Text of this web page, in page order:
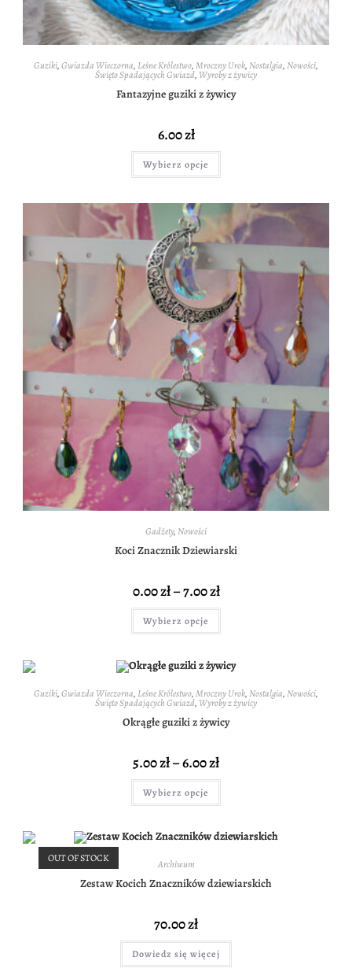
Guziki,Gwiazda Wieczorna, Leśne Królestwo,Mroczny Urok,Nostalgia,Nowości,
Święto Spadających Gwiazd,Wyroby z żywicy
Fantazyjne guziki z żywicy
6.00zł
Wybierz opcje
Gadżety,Nowości
Koci Znacznik Dziewiarski
0.00zł–7.00zł
Wybierz opcje
Guziki,Gwiazda Wieczorna, Leśne Królestwo,Mroczny Urok,Nostalgia,Nowości,
Święto Spadających Gwiazd,Wyroby z żywicy
Okrągłe guziki z żywicy
5.00zł–6.00zł
Wybierz opcje
OUT OF STOCK Archiwum
Zestaw Kocich Znaczników dziewiarskich
70.00zł
Dowiedz się więcej